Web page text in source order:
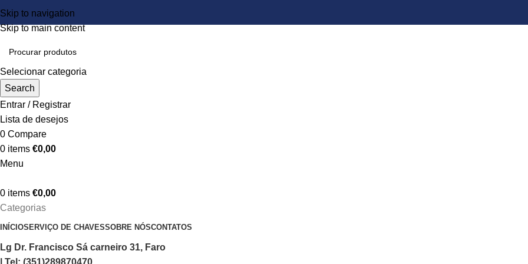
Skip to navigation
Skip to main content
Selecionar categoria
Search
Entrar / Registrar
Lista de desejos
0 Compare
0 items €0,00
Menu
0 items €0,00
Categorias
INÍCIOSERVIÇO DE CHAVESSOBRE NÓSCONTATOS
Lg Dr. Francisco Sá carneiro 31, Faro
| Tel: (351)289870470